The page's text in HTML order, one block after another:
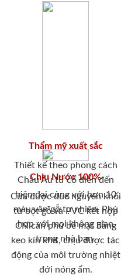
Thẩm mỹ xuất sắc
Thiết kế theo phong cách
Châu Âu từ cổ điển đến
hiện đại cùng với hơn 10
màu vân gỗ tự nhiên. Phù
hợp với mọi không gian
trong nhà bạn.
Chịu Nước 100%
Cửa được đúc nguyên khối
từ bột gỗ và PVC kết hợp
CN cán phủ bề mặt bằng
keo kín khít, chịu được tác
động của môi trường nhiệt
đới nóng ẩm.